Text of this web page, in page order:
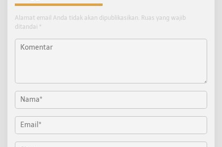
Alamat email Anda tidak akan dipublikasikan. Ruas yang wajib
ditandai *